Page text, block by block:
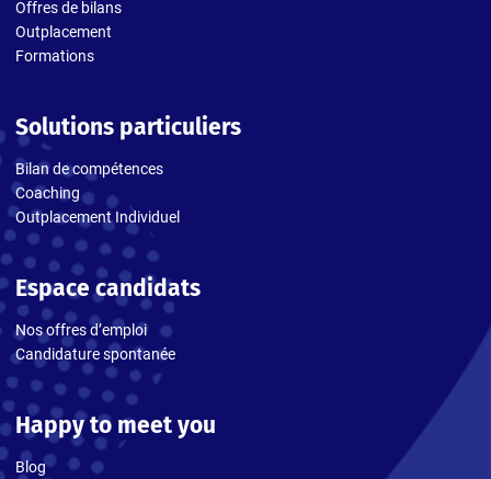
Offres de bilans
Outplacement
Formations
Solutions particuliers
Bilan de compétences
Coaching
Outplacement Individuel
Espace candidats
Nos offres d’emploi
Candidature spontanée
Happy to meet you
Blog